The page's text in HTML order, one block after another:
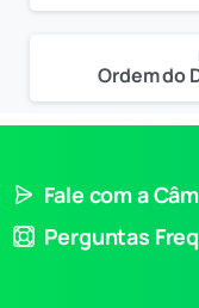
Ordem do
Fale com a
Perguntas